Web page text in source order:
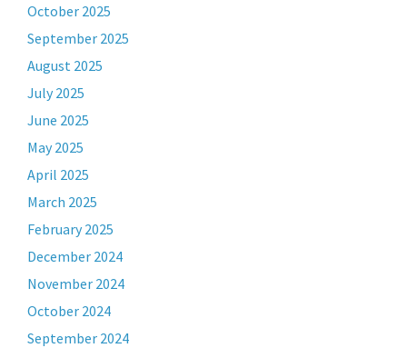
October 2025
September 2025
August 2025
July 2025
June 2025
May 2025
April 2025
March 2025
February 2025
December 2024
November 2024
October 2024
September 2024